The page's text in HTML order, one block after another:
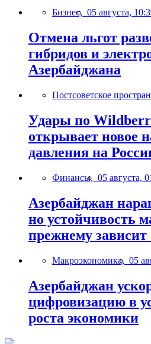
Бизнес, 05 августа,
Отмена льгот
гибридов и
Азербайджана
Постсоветское
Удары по
открывает новое
давления на
Финансы, 05 августа,
Азербайджан
но устойчивость
прежнему
Макроэкономика, 05
Азербайджан
цифровизацию в
роста экономики